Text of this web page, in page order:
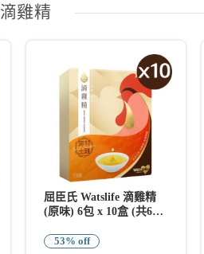
滴雞精
屈臣氏 Watslife 滴雞精
(原味) 6包 x 10盒 (共60
53% off